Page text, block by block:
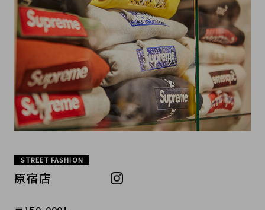
STREET FASHION
原宿店